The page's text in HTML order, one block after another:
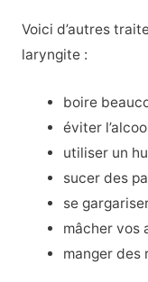
Voici d’autres
laryngite :
boire
éviter
utiliser un
sucer des
se
mâcher vos
manger des